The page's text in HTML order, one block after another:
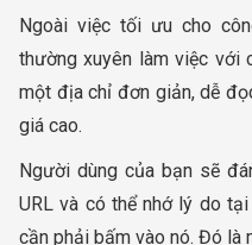
Ngoài việc tối ưu cho
thường xuyên làm việc với
một địa chỉ đơn giản, dễ
giá cao.
Người dùng của bạn sẽ
URL và có thể nhớ lý do
cần phải bấm vào nó. Đó là